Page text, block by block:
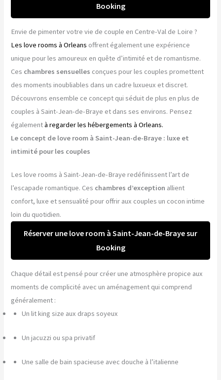
Booking
Envie de pimenter votre vie de couple en Centre-Val de Loire ?
Les love rooms à Orleans offrent également une expérience
unique pour les amoureux en quête d’intimité et de romantisme.
Ces chambres sensuelles conçues pour les couples promettent
des moments inoubliables dans un cadre luxueux et discret.
Découvrons ensemble ce concept qui séduit de plus en plus de
couples à Saint-Jean-de-Braye et dans ses environs. Pensez
égalementà regarder les hébergements à Orleans.
Le concept de love room à Saint-Jean-de-Braye : luxe et
intimité pour les couples
Les love rooms à Saint-Jean-de-Braye redéfinissent l’art de
l’escapade romantique. Ces chambres d’exception allient
confort, luxe et sensualité pour offrir aux couples un cocon intime
loin du quotidien.
Réserver une love room à Saint-Jean-de-Braye sur
Booking
Chaque détail est pensé pour créer une atmosphère propice aux
moments de complicité avec un aménagement qui comprend
généralement :
Un lit king size aux draps soyeux
Un jacuzzi ou spa privatif
Une salle de bain spacieuse avec douche à l’italienne